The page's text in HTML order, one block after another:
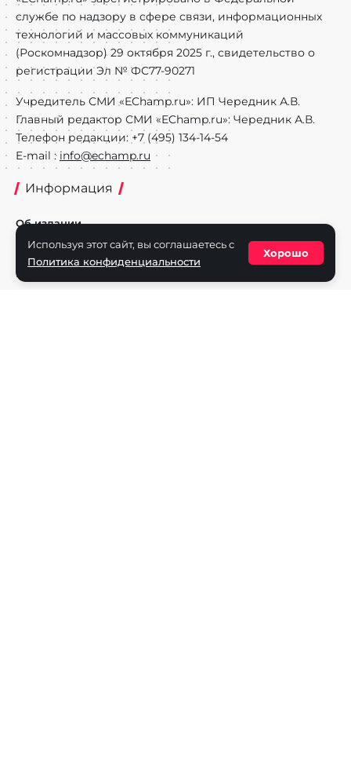
службе по надзору в сфере связи, информационных
технологий и массовых коммуникаций
(Роскомнадзор) 29 октября 2025 г., свидетельство о
регистрации Эл № ФС77-90271
Учредитель СМИ «EChamp.ru»: ИП Чередник А.В.
Главный редактор СМИ «EChamp.ru»: Чередник А.В.
Телефон редакции: +7 (495) 134-14-54
E-mail : info@echamp.ru
Информация
Об издании
Реклама на портале
Политика конфиденциальности
Используя этот сайт, вы соглашаетесь с
Политика конфиденциальности
Хорошо